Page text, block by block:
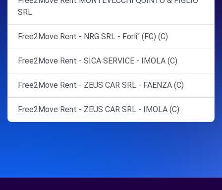
SRL
Free2Move Rent - NRG SRL - Forli'' (FC) (C)
Free2Move Rent - SICA SERVICE - IMOLA (C)
Free2Move Rent - ZEUS CAR SRL - FAENZA (C)
Free2Move Rent - ZEUS CAR SRL - IMOLA (C)